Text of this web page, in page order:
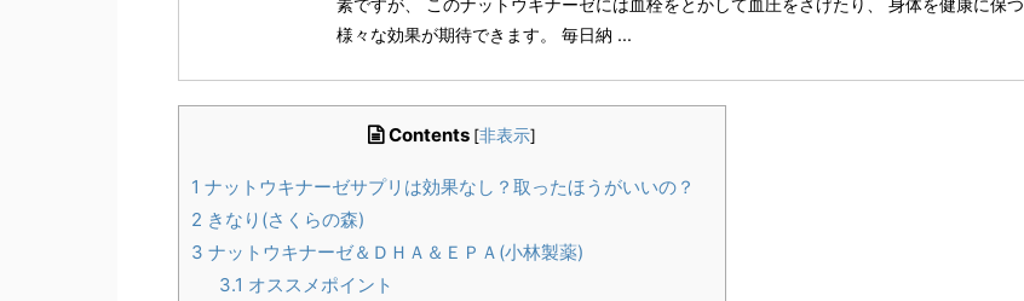
様々な効果が期待できます。 毎日納 ...
Contents [非表示]
1 ナットウキナーゼサプリは効果なし？取ったほうがいいの？
2 きなり(さくらの森)
3 ナットウキナーゼ＆ＤＨＡ＆ＥＰＡ(小林製薬)
3.1 オススメポイント